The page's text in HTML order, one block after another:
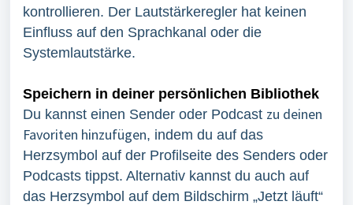
kontrollieren. Der Lautstärkeregler hat keinen
Einfluss auf den Sprachkanal oder die
Systemlautstärke.
Speichern in deiner persönlichen Bibliothek
Du kannst einen Sender oder Podcast zu deinen
Favoriten hinzufügen, indem du auf das
Herzsymbol auf der Profilseite des Senders oder
Podcasts tippst. Alternativ kannst du auch auf
das Herzsymbol auf dem Bildschirm „Jetzt läuft“